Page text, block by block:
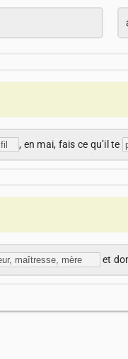
, en mai, fais ce qu’il te
et